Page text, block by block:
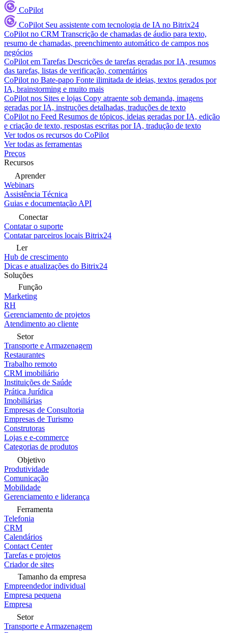
CoPilot
CoPilot Seu assistente com tecnologia de IA no Bitrix24
CoPilot no CRM Transcrição de chamadas de áudio para texto,
resumo de chamadas, preenchimento automático de campos nos
negócios
CoPilot em Tarefas Descrições de tarefas geradas por IA, resumos
das tarefas, listas de verificação, comentários
CoPilot no Bate-papo Fonte ilimitada de ideias, textos gerados por
IA, brainstorming e muito mais
CoPilot nos Sites e lojas Copy atraente sob demanda, imagens
geradas por IA, instruções detalhadas, traduções de texto
CoPilot no Feed Resumos de tópicos, ideias geradas por IA, edição
e criação de texto, respostas escritas por IA, tradução de texto
Ver todos os recursos do CoPilot
Ver todas as ferramentas
Preços
Recursos
Aprender
Webinars
Assistência Técnica
Guias e documentação API
Conectar
Contatar o suporte
Contatar parceiros locais Bitrix24
Ler
Hub de crescimento
Dicas e atualizações do Bitrix24
Soluções
Função
Marketing
RH
Gerenciamento de projetos
Atendimento ao cliente
Setor
Transporte e Armazenagem
Restaurantes
Trabalho remoto
CRM imobiliário
Instituições de Saúde
Prática Jurídica
Imobiliárias
Empresas de Consultoria
Empresas de Turismo
Construtoras
Lojas e e-commerce
Categorias de produtos
Objetivo
Produtividade
Comunicação
Mobilidade
Gerenciamento e liderança
Ferramenta
Telefonia
CRM
Calendários
Contact Center
Tarefas e projetos
Criador de sites
Tamanho da empresa
Empreendedor individual
Empresa pequena
Empresa
Setor
Transporte e Armazenagem